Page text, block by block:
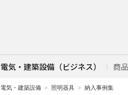
電気・建築設備（ビジネス） 商
電気・建築設備 照明器具 納入事例集